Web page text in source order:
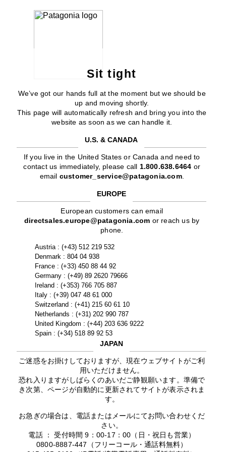
Sit tight
We’ve got our hands full at the moment but we should be
up and moving shortly.
This page will automatically refresh and bring you into the
website as soon as we can handle it.
U.S. & CANADA
If you live in the United States or Canada and need to
contact us immediately, please call 1.800.638.6464 or
email customer_service@patagonia.com.
EUROPE
European customers can email
directsales.europe@patagonia.com or reach us by
phone.
Austria : (+43) 512 219 532
Denmark : 804 04 938
France : (+33) 450 88 44 92
Germany : (+49) 89 2620 79666
Ireland : (+353) 766 705 887
Italy : (+39) 047 48 61 000
Switzerland : (+41) 215 60 61 10
Netherlands : (+31) 202 990 787
United Kingdom : (+44) 203 636 9222
Spain : (+34) 518 89 92 53
JAPAN
ご迷惑をお掛けしておりますが、現在ウェブサイトがご利
用いただけません。
恐れ入りますがしばらくのあいだご静観願います。準備で
き次第、ページが自動的に更新されてサイトが表示されま
す。
お急ぎの場合は、電話またはメールにてお問い合わせくだ
さい。
電話 ： 受付時間 9：00-17：00（日・祝日も営業）
0800-8887-447（フリーコール・通話料無料）